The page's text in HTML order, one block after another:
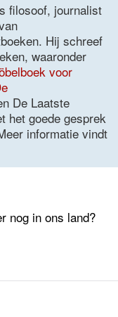
filosoof, journalist
Hij schreef
waaronder
voor
De Laatste
het goede gesprek
informatie vindt
nog in ons land?